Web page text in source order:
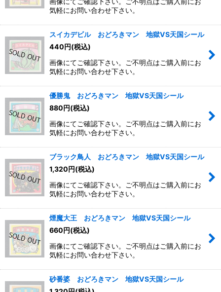
気軽にお問い合わせ下さい。
スイカデビル おどろきマン 地獄VS天国シール
440円(税込)
画像にてご確認下さい。ご不明点はご購入前にお
気軽にお問い合わせ下さい。
優勝鬼 おどろきマン 地獄VS天国シール
880円(税込)
画像にてご確認下さい。ご不明点はご購入前にお
気軽にお問い合わせ下さい。
ブラック鳥人 おどろきマン 地獄VS天国シール
1,320円(税込)
画像にてご確認下さい。ご不明点はご購入前にお
気軽にお問い合わせ下さい。
煙魔大王 おどろきマン 地獄VS天国シール
660円(税込)
画像にてご確認下さい。ご不明点はご購入前にお
気軽にお問い合わせ下さい。
砂番婆 おどろきマン 地獄VS天国シール